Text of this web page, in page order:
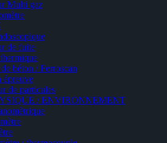
Multi gaz
de fuite
béton / Ferroscan
épreuve
de particules
/ ENVIRONNEMENT